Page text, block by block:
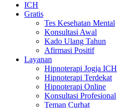
ICH
Gratis
Tes Kesehatan Mental
Konsultasi Awal
Kado Ulang Tahun
Afirmasi Positif
Layanan
Hipnoterapi Jogja ICH
Hipnoterapi Terdekat
Hipnoterapi Online
Konsultasi Profesional
Teman Curhat